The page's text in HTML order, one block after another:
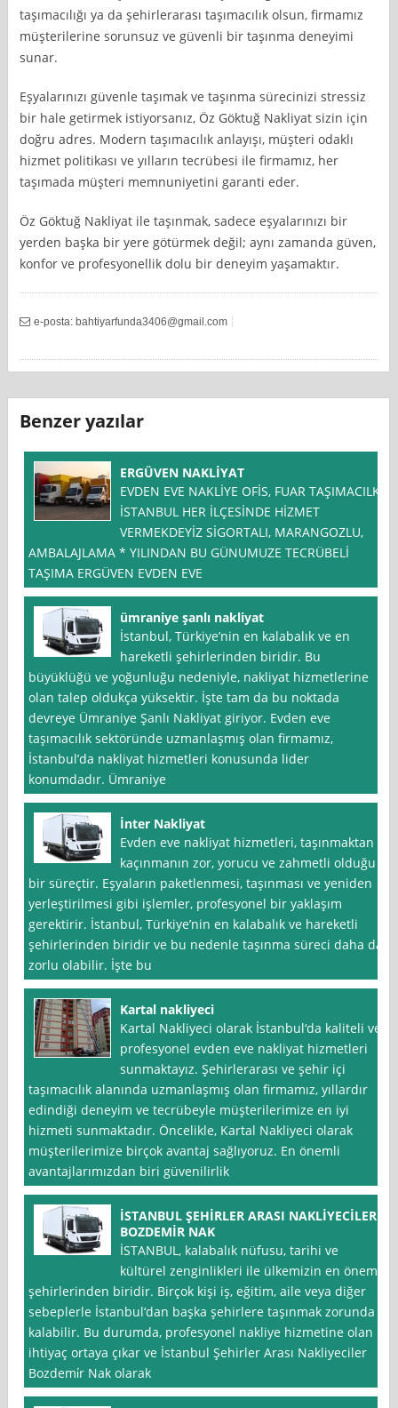
taşımacılığı ya da şehirlerarası taşımacılık olsun, firmamız
müşterilerine sorunsuz ve güvenli bir taşınma deneyimi
sunar.
Eşyalarınızı güvenle taşımak ve taşınma sürecinizi stressiz
bir hale getirmek istiyorsanız, Öz Göktuğ Nakliyat sizin için
doğru adres. Modern taşımacılık anlayışı, müşteri odaklı
hizmet politikası ve yılların tecrübesi ile firmamız, her
taşımada müşteri memnuniyetini garanti eder.
Öz Göktuğ Nakliyat ile taşınmak, sadece eşyalarınızı bir
yerden başka bir yere götürmek değil; aynı zamanda güven,
konfor ve profesyonellik dolu bir deneyim yaşamaktır.
e-posta: bahtiyarfunda3406@gmail.com
Benzer yazılar
ERGÜVEN NAKLİYAT
EVDEN EVE NAKLİYE OFİS, FUAR TAŞIMACILK,
İSTANBUL HER İLÇESİNDE HİZMET
VERMEKDEYİZ SİGORTALI, MARANGOZLU,
AMBALAJLAMA * YILINDAN BU GÜNUMUZE TECRÜBELİ
TAŞIMA ERGÜVEN EVDEN EVE
ümraniye şanlı nakliyat
İstanbul, Türkiye’nin en kalabalık ve en
hareketli şehirlerinden biridir. Bu
büyüklüğü ve yoğunluğu nedeniyle, nakliyat hizmetlerine
olan talep oldukça yüksektir. İşte tam da bu noktada
devreye Ümraniye Şanlı Nakliyat giriyor. Evden eve
taşımacılık sektöründe uzmanlaşmış olan firmamız,
İstanbul’da nakliyat hizmetleri konusunda lider
konumdadır. Ümraniye
İnter Nakliyat
Evden eve nakliyat hizmetleri, taşınmaktan
kaçınmanın zor, yorucu ve zahmetli olduğu
bir süreçtir. Eşyaların paketlenmesi, taşınması ve yeniden
yerleştirilmesi gibi işlemler, profesyonel bir yaklaşım
gerektirir. İstanbul, Türkiye’nin en kalabalık ve hareketli
şehirlerinden biridir ve bu nedenle taşınma süreci daha da
zorlu olabilir. İşte bu
Kartal nakliyeci
Kartal Nakliyeci olarak İstanbul‘da kaliteli ve
profesyonel evden eve nakliyat hizmetleri
sunmaktayız. Şehirlerarası ve şehir içi
taşımacılık alanında uzmanlaşmış olan firmamız, yıllardır
edindiği deneyim ve tecrübeyle müşterilerimize en iyi
hizmeti sunmaktadır. Öncelikle, Kartal Nakliyeci olarak
müşterilerimize birçok avantaj sağlıyoruz. En önemli
avantajlarımızdan biri güvenilirlik
İSTANBUL ŞEHİRLER ARASI NAKLİYECİLER
BOZDEMİR NAK
İSTANBUL, kalabalık nüfusu, tarihi ve
kültürel zenginlikleri ile ülkemizin en önemli
şehirlerinden biridir. Birçok kişi iş, eğitim, aile veya diğer
sebeplerle İstanbul‘dan başka şehirlere taşınmak zorunda
kalabilir. Bu durumda, profesyonel nakliye hizmetine olan
ihtiyaç ortaya çıkar ve İstanbul Şehirler Arası Nakliyeciler
Bozdemi̇r Nak olarak